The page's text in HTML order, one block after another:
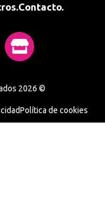
Contacto.
2026 ©
Política de cookies